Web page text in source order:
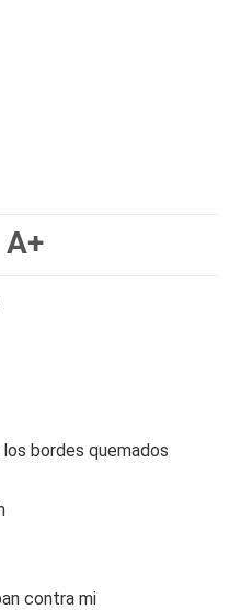
A+
bordes quemados
contra mi